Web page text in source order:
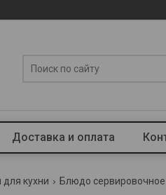
Доставка и оплата
для кухни Блюдо